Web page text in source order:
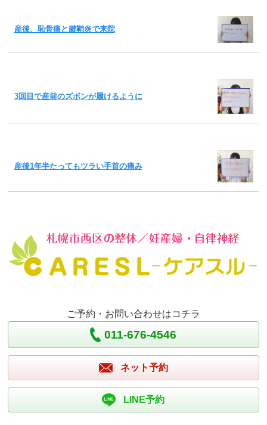
産後、恥骨痛と腱鞘炎で来院
3回目で産前のズボンが履けるように
産後1年半たってもツラい手首の痛み
ご予約・お問い合わせはコチラ
011-676-4546
ネット予約
LINE予約